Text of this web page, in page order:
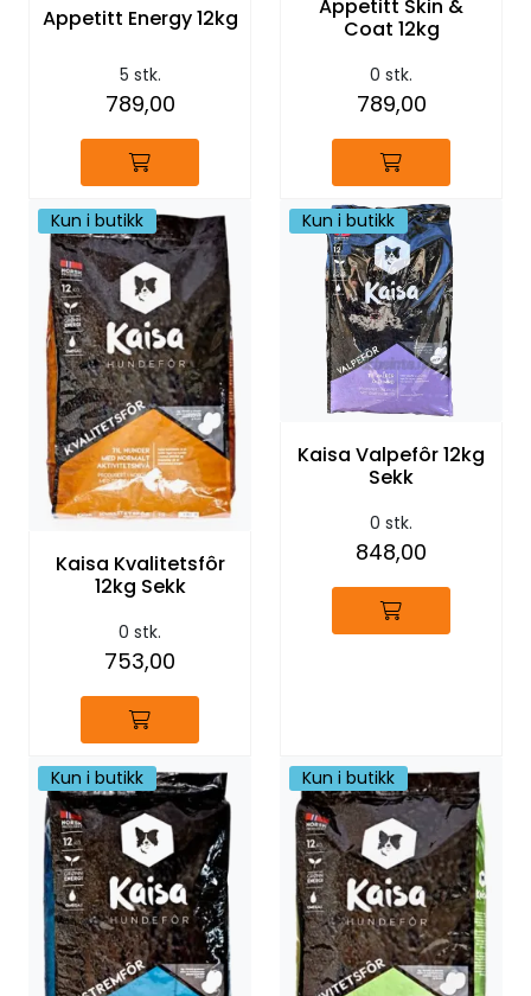
Appetitt Energy 12kg
5 stk.
789,00
Appetitt Skin &
Coat 12kg
0 stk.
789,00
Kun i butikk
Kaisa Kvalitetsfôr
12kg Sekk
0 stk.
753,00
Kun i butikk
Kaisa Valpefôr 12kg
Sekk
0 stk.
848,00
Kun i butikk Kun i butikk